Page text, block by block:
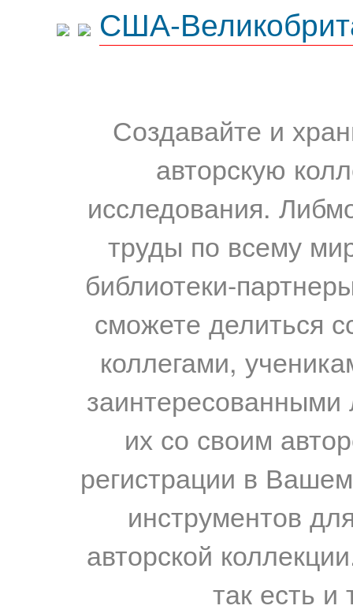
США-
Создавайте и
авторскую
исследования.
труды по всему
библиотеки-
сможете делиться
коллегами,
их со своим
регистрации в
инструментов
авторской
так есть и